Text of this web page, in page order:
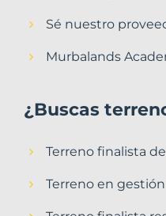
Sé nuestro
Murbalands
¿Buscas
Terreno finalista
Terreno en